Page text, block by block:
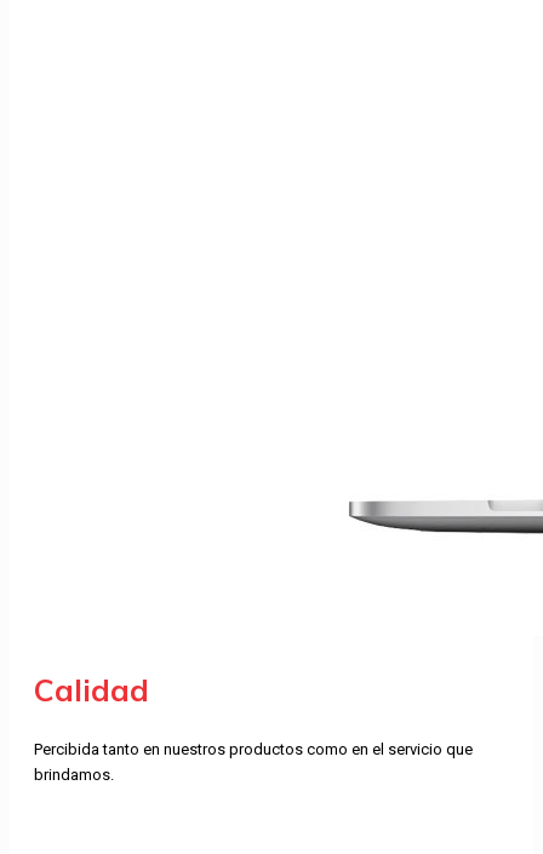
Calidad
Percibida tanto en nuestros productos como en el servicio que
brindamos.